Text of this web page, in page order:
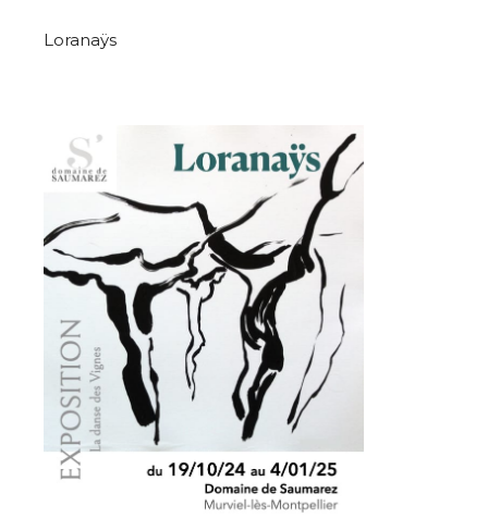
Loranaÿs